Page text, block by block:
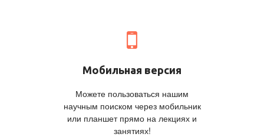
Мобильная версия
Можете пользоваться нашим
научным поиском через мобильник
или планшет прямо на лекциях и
занятиях!